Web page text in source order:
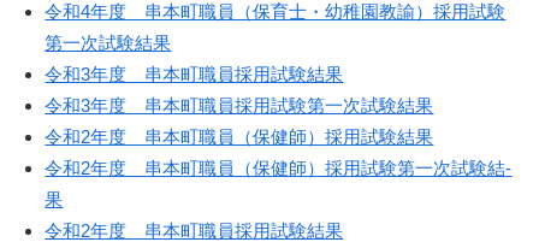
令和4年度 串本町職員（保育士・幼稚園教諭）採用試験
第一次試験結果
令和3年度 串本町職員採用試験結果
令和3年度 串本町職員採用試験第一次試験結果
令和2年度 ­串本町職員­（保健師）­採用試験結­果
令和2年度 ­串本町職員­（保健師）­採用試験第­一次試験結­
果
令和2年度 串本町職員採用試験結果